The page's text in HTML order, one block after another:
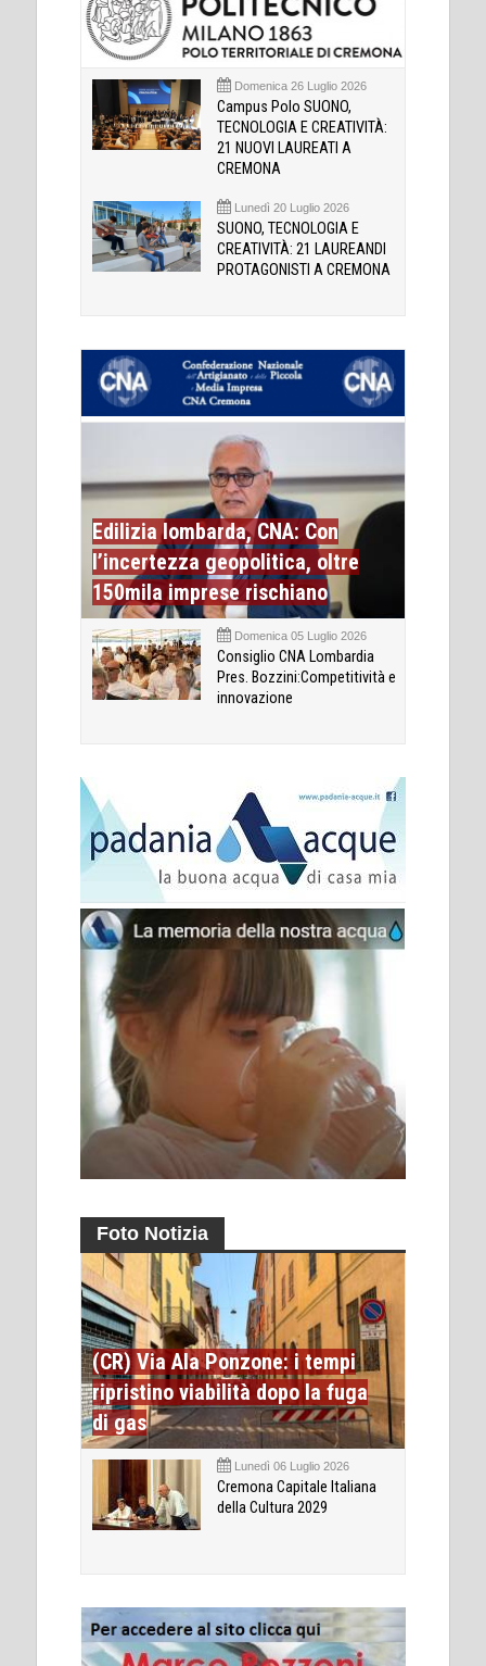
Domenica 26 Luglio 2026
Campus Polo SUONO,
TECNOLOGIA E CREATIVITÀ:
21 NUOVI LAUREATI A
CREMONA
Lunedì 20 Luglio 2026
SUONO, TECNOLOGIA E
CREATIVITÀ: 21 LAUREANDI
PROTAGONISTI A CREMONA
Edilizia lombarda, CNA: Con
l’incertezza geopolitica, oltre
150mila imprese rischiano
Domenica 05 Luglio 2026
Consiglio CNA Lombardia
Pres. Bozzini:Competitività e
innovazione
Foto Notizia
(CR) Via Ala Ponzone: i tempi
ripristino viabilità dopo la fuga
di gas
Lunedì 06 Luglio 2026
Cremona Capitale Italiana
della Cultura 2029